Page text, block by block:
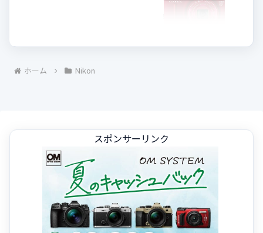
ホーム Nikon
スポンサーリンク